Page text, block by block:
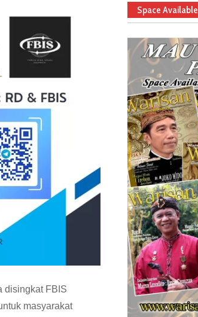
disingkat FBIS
masyarakat
Space Available